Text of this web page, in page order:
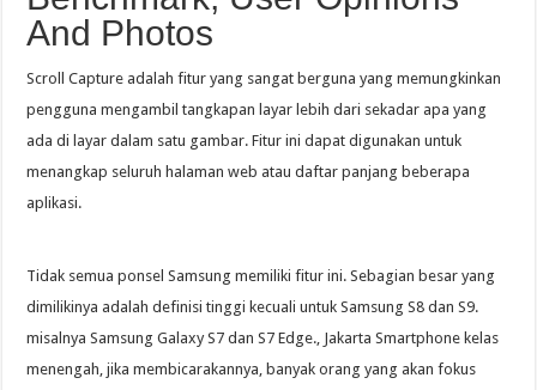
And Photos
Scroll Capture adalah fitur yang sangat berguna yang memungkinkan
pengguna mengambil tangkapan layar lebih dari sekadar apa yang
ada di layar dalam satu gambar. Fitur ini dapat digunakan untuk
menangkap seluruh halaman web atau daftar panjang beberapa
aplikasi.
Tidak semua ponsel Samsung memiliki fitur ini. Sebagian besar yang
dimilikinya adalah definisi tinggi kecuali untuk Samsung S8 dan S9.
misalnya Samsung Galaxy S7 dan S7 Edge., Jakarta Smartphone kelas
menengah, jika membicarakannya, banyak orang yang akan fokus